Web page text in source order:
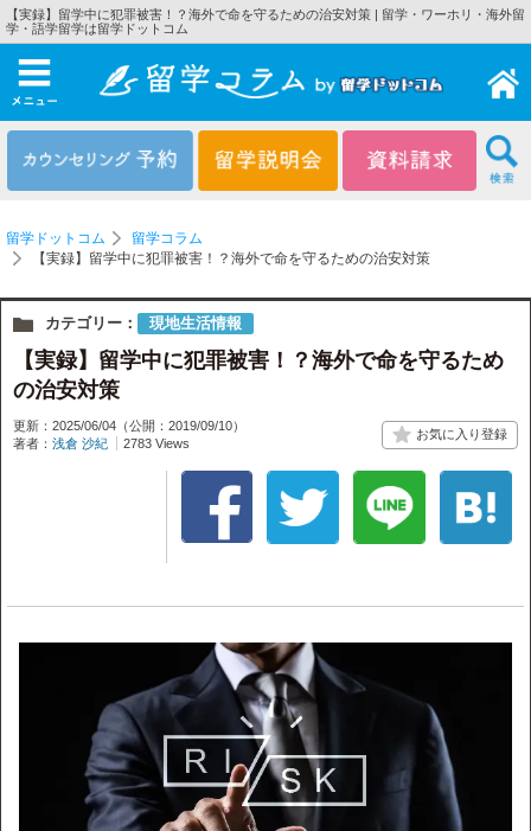
【実録】留学中に犯罪被害！？海外で命を守るための治安対策 | 留学・ワーホリ・海外留
学・語学留学は留学ドットコム
メニュー
留学ドットコム
留学コラム
【実録】留学中に犯罪被害！？海外で命を守るための治安対策
カテゴリー： 現地生活情報
【実録】留学中に犯罪被害！？海外で命を守るため
の治安対策
更新：2025/06/04 （公開：2019/09/10）
著者： 浅倉 沙紀 2783 Views